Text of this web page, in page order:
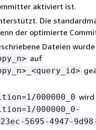
aktiviert ist.
Die
der optimierte
Dateien wurde
auf
000000_0 wird
000000_0-
5695-4947-